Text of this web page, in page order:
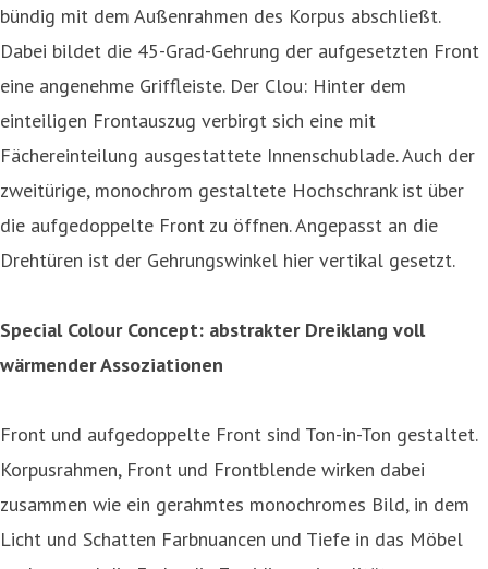
bündig mit dem Außenrahmen des Korpus abschließt.
Dabei bildet die 45-Grad-Gehrung der aufgesetzten Front
eine angenehme Griffleiste. Der Clou: Hinter dem
einteiligen Frontauszug verbirgt sich eine mit
Fächereinteilung ausgestattete Innenschublade. Auch der
zweitürige, monochrom gestaltete Hochschrank ist über
die aufgedoppelte Front zu öffnen. Angepasst an die
Drehtüren ist der Gehrungswinkel hier vertikal gesetzt.
Special Colour Concept: abstrakter Dreiklang voll
wärmender Assoziationen
Front und aufgedoppelte Front sind Ton-in-Ton gestaltet.
Korpusrahmen, Front und Frontblende wirken dabei
zusammen wie ein gerahmtes monochromes Bild, in dem
Licht und Schatten Farbnuancen und Tiefe in das Möbel